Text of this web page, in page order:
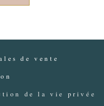
de vente
de la vie privée